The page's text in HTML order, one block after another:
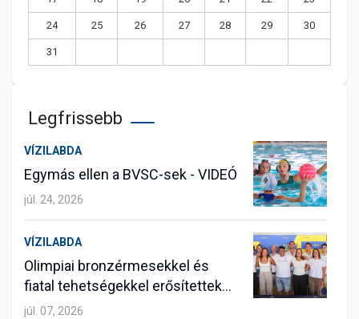
24 25 26 27 28 29 30
31
Legfrissebb
VÍZILABDA
Egymás ellen a BVSC-sek - VIDEÓ
júl. 24, 2026
VÍZILABDA
Olimpiai bronzérmesekkel és
fiatal tehetségekkel erősítettek
vízilabdázóink
júl. 07, 2026